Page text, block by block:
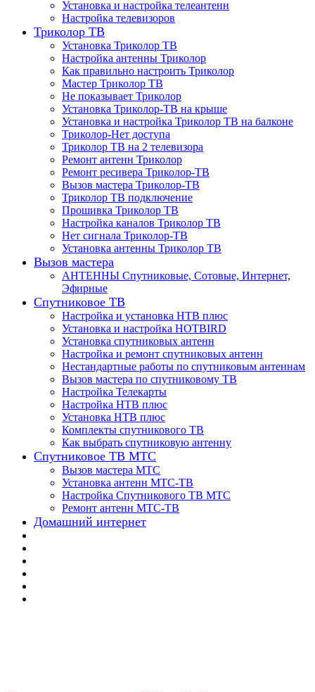
Установка и настройка телеантенн
Настройка телевизоров
Триколор ТВ
Установка Триколор ТВ
Настройка антенны Триколор
Как правильно настроить Триколор
Мастер Триколор ТВ
Не показывает Триколор
Установка Триколор-ТВ на крыше
Установка и настройка Триколор ТВ на балконе
Триколор-Нет доступа
Триколор ТВ на 2 телевизора
Ремонт антенн Триколор
Ремонт ресивера Триколор-ТВ
Вызов мастера Триколор-ТВ
Триколор ТВ подключение
Прошивка Триколор ТВ
Настройка каналов Триколор ТВ
Нет сигнала Триколор-ТВ
Установка антенны Триколор ТВ
Вызов мастера
АНТЕННЫ Спутниковые, Сотовые, Интернет,
Эфирные
Спутниковое ТВ
Настройка и установка НТВ плюс
Установка и настройка HOTBIRD
Установка спутниковых антенн
Настройка и ремонт спутниковых антенн
Нестандартные работы по спутниковым антеннам
Вызов мастера по спутниковому ТВ
Настройка Телекарты
Настройка НТВ плюс
Установка НТВ плюс
Комплекты спутникового ТВ
Как выбрать спутниковую антенну
Спутниковое ТВ МТС
Вызов мастера МТС
Установка антенн МТС-ТВ
Настройка Спутникового ТВ МТС
Ремонт антенн МТС-ТВ
Домашний интернет